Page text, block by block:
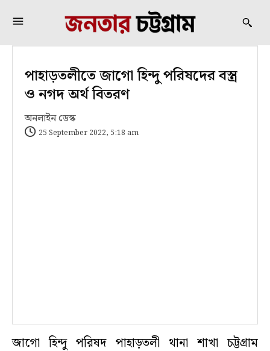
পাহাড়তলীতে জাগো হিন্দু পরিষদের বস্ত্র
ও নগদ অর্থ বিতরণ
অনলাইন ডেস্ক
25 September 2022, 5:18 am
জাগো হিন্দু পরিষদ পাহাড়তলী থানা শাখা চট্টগ্রাম